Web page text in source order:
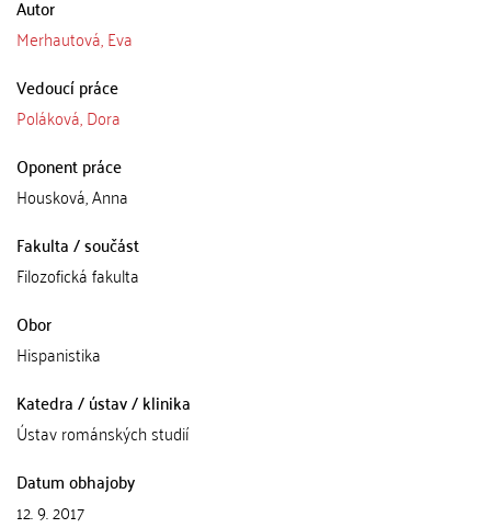
Autor
Merhautová, Eva
Vedoucí práce
Poláková, Dora
Oponent práce
Housková, Anna
Fakulta / součást
Filozofická fakulta
Obor
Hispanistika
Katedra / ústav / klinika
Ústav románských studií
Datum obhajoby
12. 9. 2017